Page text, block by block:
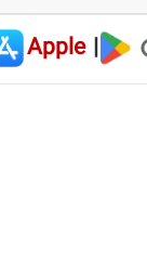
|
Apple